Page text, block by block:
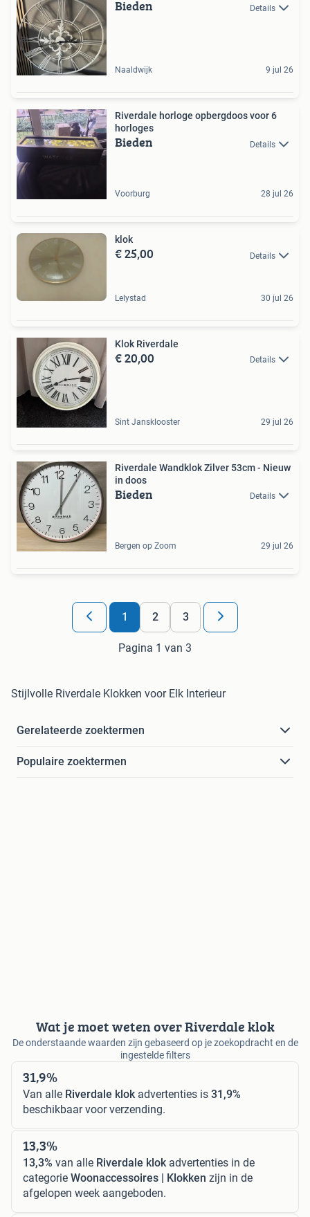
Bieden Details
Naaldwijk 9 jul 26
Riverdale horloge opbergdoos voor 6
horloges
Bieden Details
Voorburg 28 jul 26
klok
€ 25,00 Details
Lelystad 30 jul 26
Klok Riverdale
€ 20,00 Details
Sint Jansklooster 29 jul 26
Riverdale Wandklok Zilver 53cm - Nieuw
in doos
Bieden Details
Bergen op Zoom 29 jul 26
1 2 3
Pagina 1 van 3
Stijlvolle Riverdale Klokken voor Elk Interieur
Gerelateerde zoektermen
Populaire zoektermen
Wat je moet weten over Riverdale klok
De onderstaande waarden zijn gebaseerd op je zoekopdracht en de
ingestelde filters
31,9%
Van alle Riverdale klokadvertenties is 31,9%
beschikbaar voor verzending.
13,3%
13,3% van alle Riverdale klokadvertenties in de
categorie Woonaccessoires | Klokken zijn in de
afgelopen week aangeboden.